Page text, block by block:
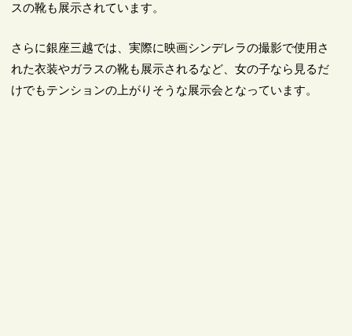
スの靴も展示されています。
さらに銀座三越では、実際に映画シンデレラの撮影で使用さ
れた衣装やガラスの靴も展示されるなど、女の子なら見るだ
けでもテンションの上がりそうな展示会となっています。